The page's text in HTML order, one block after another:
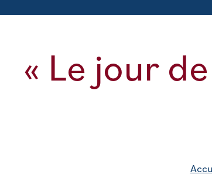
« Le jour